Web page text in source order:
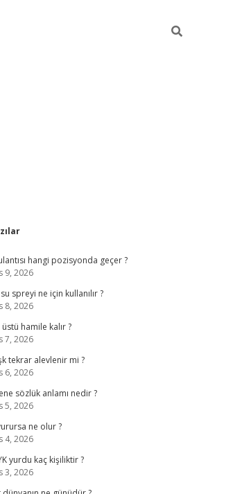
hangi pozisyonda geçer ?
9, 2026
spreyi ne için kullanılır ?
8, 2026
üstü hamile kalır ?
7, 2026
tekrar alevlenir mi ?
6, 2026
sözlük anlamı nedir ?
5, 2026
ne olur ?
4, 2026
yurdu kaç kişiliktir ?
3, 2026